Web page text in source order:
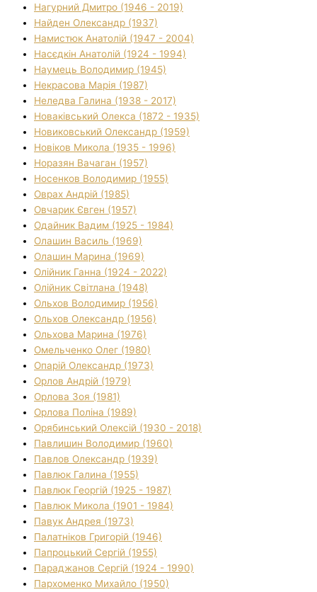
Нагурний Дмитро (1946 - 2019)
Найден Олександр (1937)
Намистюк Анатолій (1947 - 2004)
Насєдкін Анатолій (1924 - 1994)
Наумець Володимир (1945)
Некрасова Марія (1987)
Неледва Галина (1938 - 2017)
Новаківський Олекса (1872 - 1935)
Новиковський Олександр (1959)
Новіков Микола (1935 - 1996)
Норазян Вачаган (1957)
Носенков Володимир (1955)
Оврах Андрій (1985)
Овчарик Євген (1957)
Одайник Вадим (1925 - 1984)
Олашин Василь (1969)
Олашин Марина (1969)
Олійник Ганна (1924 - 2022)
Олійник Світлана (1948)
Ольхов Володимир (1956)
Ольхов Олександр (1956)
Ольхова Марина (1976)
Омельченко Олег (1980)
Опарій Олександр (1973)
Орлов Андрій (1979)
Орлова Зоя (1981)
Орлова Поліна (1989)
Орябинський Олексій (1930 - 2018)
Павлишин Володимир (1960)
Павлов Олександр (1939)
Павлюк Галина (1955)
Павлюк Георгій (1925 - 1987)
Павлюк Микола (1901 - 1984)
Павук Андрея (1973)
Палатніков Григорій (1946)
Папроцький Сергій (1955)
Параджанов Сергій (1924 - 1990)
Пархоменко Михайло (1950)